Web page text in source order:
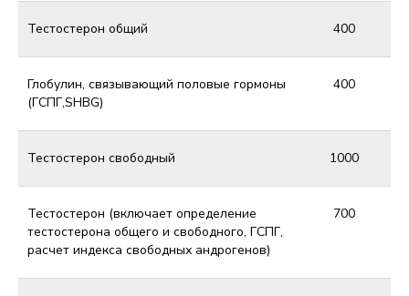
Тестостерон общий 400
Глобулин, связывающий половые гормоны
(ГСПГ,SHBG)
400
Тестостерон свободный 1000
Тестостерон (включает определение
тестостерона общего и свободного, ГСПГ,
расчет индекса свободных андрогенов)
700